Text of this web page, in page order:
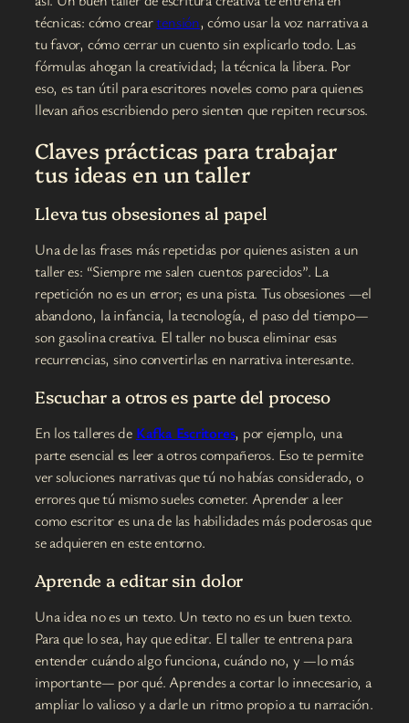
técnicas: cómo creartensión, cómo usar la voz narrativa a
tu favor, cómo cerrar un cuento sin explicarlo todo. Las
fórmulas ahogan la creatividad; la técnica la libera. Por
eso, es tan útil para escritores noveles como para quienes
llevan años escribiendo pero sienten que repiten recursos.
Claves prácticas para trabajar
tus ideas en un taller
Lleva tus obsesiones al papel
Una de las frases más repetidas por quienes asisten a un
taller es: “Siempre me salen cuentos parecidos”. La
repetición no es un error; es una pista. Tus obsesiones —el
abandono, la infancia, la tecnología, el paso del tiempo—
son gasolina creativa. El taller no busca eliminar esas
recurrencias, sino convertirlas en narrativa interesante.
Escuchar a otros es parte del proceso
En los talleres de Kafka Escritores, por ejemplo, una
parte esencial es leer a otros compañeros. Eso te permite
ver soluciones narrativas que tú no habías considerado, o
errores que tú mismo sueles cometer. Aprender a leer
como escritor es una de las habilidades más poderosas que
se adquieren en este entorno.
Aprende a editar sin dolor
Una idea no es un texto. Un texto no es un buen texto.
Para que lo sea, hay que editar. El taller te entrena para
entender cuándo algo funciona, cuándo no, y —lo más
importante— por qué. Aprendes a cortar lo innecesario, a
ampliar lo valioso y a darle un ritmo propio a tu narración.